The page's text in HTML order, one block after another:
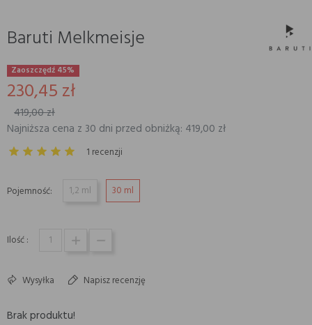
Baruti Melkmeisje
Zaoszczędź 45%
230,45 zł
419,00 zł
Najniższa cena z 30 dni przed obniżką: 419,00 zł
1 recenzji
Pojemność: 1,2 ml 30 ml
Ilość :
Wysyłka Napisz recenzję
Brak produktu!